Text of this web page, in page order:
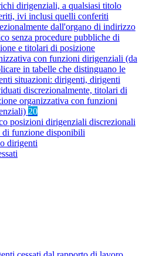
dirigenziali, a qualsiasi titolo
ivi inclusi quelli conferiti
dall'organo di indirizzo
senza procedure pubbliche di
e titolari di posizione
con funzioni dirigenziali (da
in tabelle che distinguano le
situazioni: dirigenti, dirigenti
discrezionalmente, titolari di
organizzativa con funzioni
20
posizioni dirigenziali discrezionali
di funzione disponibili
dirigenti